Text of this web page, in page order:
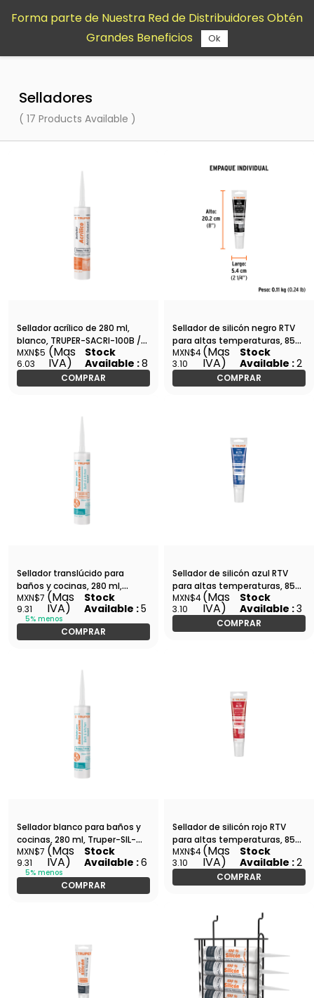
contenido
Selladores
( 17 Products Available )
Sellador acrílico de 280 ml,
blanco, TRUPER-SACRI-100B /
18570
MXN$5
6.03
(Mas
IVA)
Stock
Available :8
COMPRAR
Sellador de silicón negro RTV
para altas temperaturas, 85
g-ALTE-N / 17567
MXN$4
3.10
(Mas
IVA)
Stock
Available :2
COMPRAR
Sellador translúcido para
baños y cocinas, 280 ml,
Truper-SIL-100BCT / 18565
MXN$7
9.31
(Mas
IVA)
Stock
Available :5
5% menos
COMPRAR
Sellador de silicón azul RTV
para altas temperaturas, 85
g-ALTE-A / 17568
MXN$4
3.10
(Mas
IVA)
Stock
Available :3
COMPRAR
Sellador blanco para baños y
cocinas, 280 ml, Truper-SIL-
100BCB / 18566
MXN$7
9.31
(Mas
IVA)
Stock
Available :6
5% menos
COMPRAR
Sellador de silicón rojo RTV
para altas temperaturas, 85
g-ALTE-R / 17566
MXN$4
3.10
(Mas
IVA)
Stock
Available :2
COMPRAR
Forma parte de Nuestra Red de Distribuidores Obtén
Grandes Beneficios
Ok